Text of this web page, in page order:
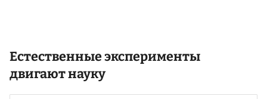
Естественные эксперименты
двигают науку